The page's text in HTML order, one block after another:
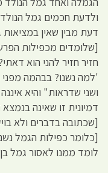
ולדעת חכמים גמל
דעת מבין שאין
[שלומדים מכפילות
חזיר חזיר להני הוא
'למה נשנו? בבהמה מפני
ושני שדראות" והיא
דמיונית זו שאינה
[שכתובה בדברים ולא
[כלומר כפילות הגמל
לומד ממנו לאסור גמל